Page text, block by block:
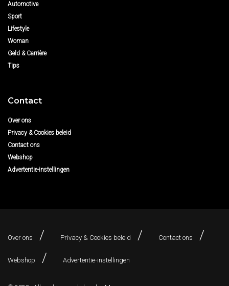
Automotive
Sport
Lifestyle
Woman
Geld & Carrière
Tips
Contact
Over ons
Privacy & Cookies beleid
Contact ons
Webshop
Advertentie-instellingen
Over ons Privacy & Cookies beleid Contact ons
Webshop Advertentie-instellingen